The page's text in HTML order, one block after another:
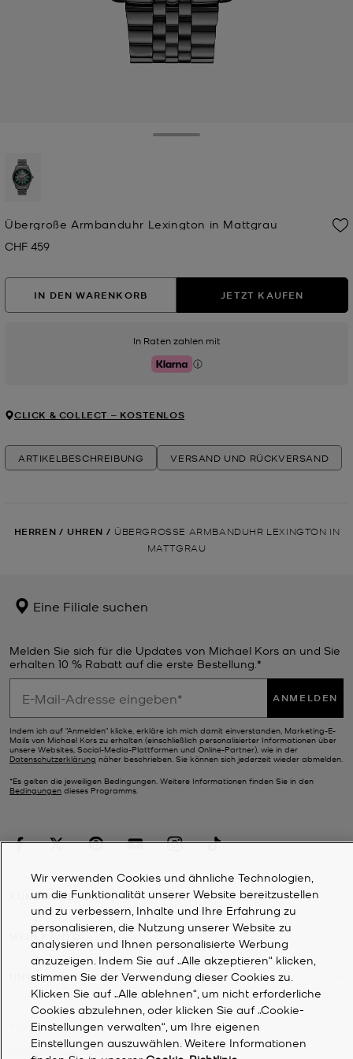
Übergroße Armbanduhr Lexington in Mattgrau
Jetzt
CHF 459
IN DEN WARENKORB JETZT KAUFEN
In Raten zahlen mit
Klarna
CLICK & COLLECT ‒ KOSTENLOS
ARTIKELBESCHREIBUNG VERSAND UND RÜCKVERSAND
HERREN / UHREN / ÜBERGROSSE ARMBANDUHR LEXINGTON IN M
ATTGRAU
Eine Filiale suchen
Melden Sie sich für die Updates von Michael Kors an und Sie
erhalten 10 % Rabatt auf die erste Bestellung.*
ANMELDEN
Indem ich auf "Anmelden" klicke, erkläre ich mich damit einverstanden, Marketing-E-
Mails von Michael Kors zu erhalten (einschließlich personalisierter Informationen über
unsere Websites, Social-Media-Plattformen und Online-Partner), wie in der
Datenschutzerklärung näher beschrieben. Sie können sich jederzeit wieder abmelden.
*Es gelten die jeweiligen Bedingungen. Weitere Informationen finden Sie in den
Bedingungen dieses Programms.
KUNDENDIENST
MEIN KONTO
UNTERNEHMEN
2026Michael Kors
Datenschutzrichtlinie
Wir verwenden Cookies und ähnliche Technologien,
um die Funktionalität unserer Website bereitzustellen
und zu verbessern, Inhalte und Ihre Erfahrung zu
personalisieren, die Nutzung unserer Website zu
analysieren und Ihnen personalisierte Werbung
anzuzeigen. Indem Sie auf „Alle akzeptieren“ klicken,
stimmen Sie der Verwendung dieser Cookies zu.
Klicken Sie auf „Alle ablehnen“, um nicht erforderliche
Cookies abzulehnen, oder klicken Sie auf „Cookie-
Einstellungen verwalten“, um Ihre eigenen
Einstellungen auszuwählen. Weitere Informationen